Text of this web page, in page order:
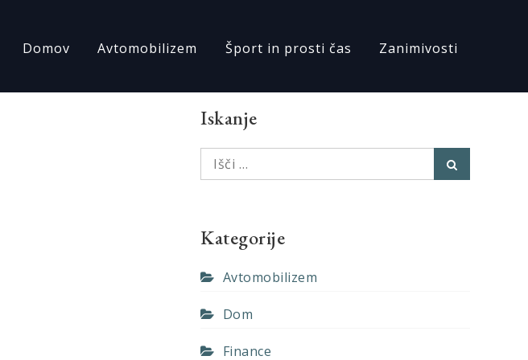
Domov Avtomobilizem Šport in prosti čas Zanimivosti
Iskanje
Išči:
Kategorije
Avtomobilizem
Dom
Finance